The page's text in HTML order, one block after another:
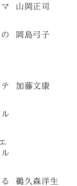
山岡正司
岡島弓子
加藤文康
鵜久森洋生